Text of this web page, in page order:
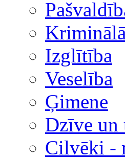
Izglītība
Veselība
Ģimene
Dzīve un
Cilvēki -